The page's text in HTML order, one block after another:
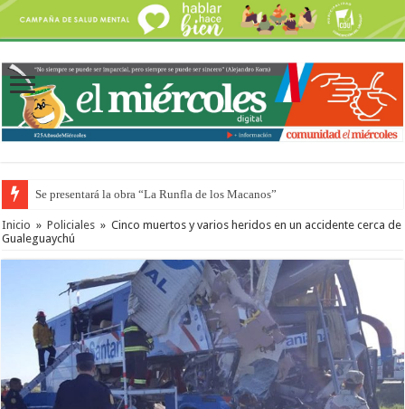
Se presentará la obra “La Runfla de los Macanos”
Inicio » Policiales » Cinco muertos y varios heridos en un accidente cerca de
Gualeguaychú